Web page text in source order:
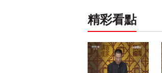
精彩看點